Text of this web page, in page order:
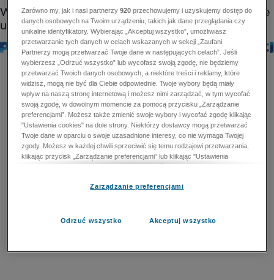
Zarówno my, jak i nasi partnerzy920 przechowujemy i uzyskujemy dostęp do
danych osobowych na Twoim urządzeniu, takich jak dane przeglądania czy
unikalne identyfikatory. Wybierając „Akceptuj wszystko”, umożliwiasz
przetwarzanie tych danych w celach wskazanych w sekcji „Zaufani
Partnerzy mogą przetwarzać Twoje dane w następujących celach”. Jeśli
wybierzesz „Odrzuć wszystko” lub wycofasz swoją zgodę, nie będziemy
przetwarzać Twoich danych osobowych, a niektóre treści i reklamy, które
widzisz, mogą nie być dla Ciebie odpowiednie. Twoje wybory będą miały
wpływ na naszą stronę internetową i możesz nimi zarządzać, w tym wycofać
swoją zgodę, w dowolnym momencie za pomocą przycisku „Zarządzanie
preferencjami”. Możesz także zmienić swoje wybory i wycofać zgodę klikając
"Ustawienia cookies" na dole strony. Niektórzy dostawcy mogą przetwarzać
Twoje dane w oparciu o swoje uzasadnione interesy, co nie wymaga Twojej
zgody. Możesz w każdej chwili sprzeciwić się temu rodzajowi przetwarzania,
klikając przycisk „Zarządzanie preferencjami” lub klikając "Ustawienia
cookies" na dole strony. Nie możesz sprzeciwić się przetwarzaniu przez
zapobiegania oszustwom i naprawiania błędów, a w tym celu mogą zostać
przetwarzaniu danych osobowych w celu dostarczania i prezentacji reklam i
Zarządzanie preferencjami
Odrzuć wszystko Akceptuj wszystko